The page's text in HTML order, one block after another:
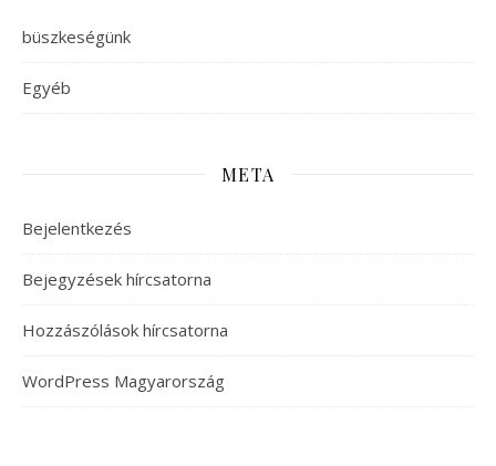
büszkeségünk
Egyéb
META
Bejelentkezés
Bejegyzések hírcsatorna
Hozzászólások hírcsatorna
WordPress Magyarország